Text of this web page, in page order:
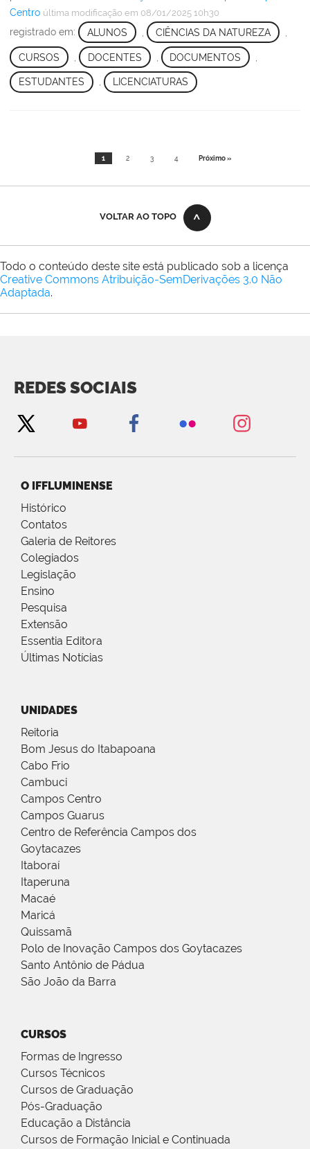
Centro última modificação em 08/01/2025 10h30
registrado em: ALUNOS CIÊNCIAS DA NATUREZA
CURSOS DOCENTES DOCUMENTOS
ESTUDANTES , LICENCIATURAS
1 2 3 4 Próximo »
VOLTAR AO TOPO
Todo o conteúdo deste site está publicado sob a licença
Creative Commons Atribuição-SemDerivações 3.0 Não
Adaptada.
REDES SOCIAIS
O IFFLUMINENSE
Histórico
Contatos
Galeria de Reitores
Colegiados
Legislação
Ensino
Pesquisa
Extensão
Essentia Editora
Últimas Notícias
UNIDADES
Reitoria
Bom Jesus do Itabapoana
Cabo Frio
Cambuci
Campos Centro
Campos Guarus
Centro de Referência Campos dos
Goytacazes
Itaboraí
Itaperuna
Macaé
Maricá
Quissamã
Polo de Inovação Campos dos Goytacazes
Santo Antônio de Pádua
São João da Barra
CURSOS
Formas de Ingresso
Cursos Técnicos
Cursos de Graduação
Pós-Graduação
Educação a Distância
Cursos de Formação Inicial e Continuada